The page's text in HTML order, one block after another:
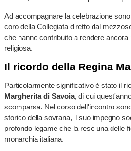
Ad accompagnare la celebrazione
coro della Collegiata diretto dal
che hanno contribuito a rendere ancora
religiosa.
Il ricordo della Regina
Particolarmente significativo è stato il
Margherita di Savoia, di cui
scomparsa. Nel corso dell'incontro
storico della sovrana, il suo impegno
profondo legame che la rese una delle
monarchia italiana.